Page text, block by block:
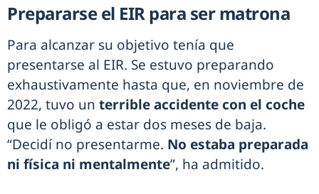
Prepararse el EIR para ser matrona
Para alcanzar su objetivo tenía que
presentarse al EIR. Se estuvo preparando
exhaustivamente hasta que, en noviembre de
2022, tuvo un terrible accidente con el coche
que le obligó a estar dos meses de baja.
“Decidí no presentarme. No estaba preparada
ni física ni mentalmente”, ha admitido.